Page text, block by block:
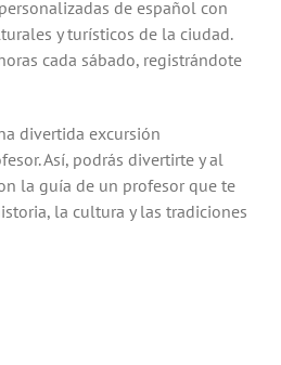
de español con
y turísticos de la ciudad.
cada sábado, registrándote
divertida excursión
Así, podrás divertirte y al
la guía de un profesor que te
la cultura y las tradiciones